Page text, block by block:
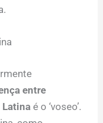
entre
Latina é o ‘voseo’.